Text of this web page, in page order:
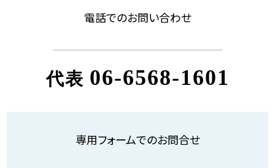
電話でのお問い合わせ
代表 06-6568-1601
専用フォームでのお問合せ